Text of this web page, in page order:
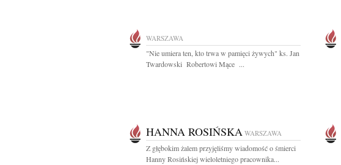
WARSZAWA
"Nie umiera ten, kto trwa w pamięci żywych" ks. Jan
Twardowski Robertowi Mące ...
HANNA ROSIŃSKA WARSZAWA
Z głębokim żalem przyjęliśmy wiadomość o śmierci
Hanny Rosińskiej wieloletniego pracownika...